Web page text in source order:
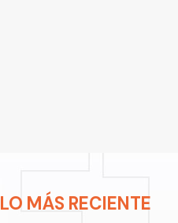
LO MÁS RECIENTE